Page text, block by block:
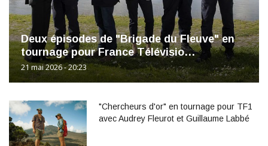
Deux épisodes de "Brigade du Fleuve" en
tournage pour France Télévisio…
21 mai 2026 - 20:23
"Chercheurs d'or" en tournage pour TF1
avec Audrey Fleurot et Guillaume Labbé